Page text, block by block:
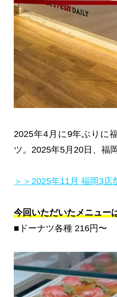
2025年4 月に9年ぶりに
ツ。2025年5月20 日、福
＞＞2025年11月 福岡3
今回いただいたメニュー
■ドーナツ各種 216円〜